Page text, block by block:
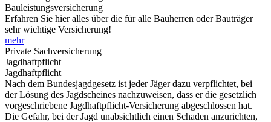
Bauleistungsversicherung
Erfahren Sie hier alles über die für alle Bauherren oder Bauträger
sehr wichtige Versicherung!
mehr
Private Sachversicherung
Jagdhaftpflicht
Jagdhaftpflicht
Nach dem Bundesjagdgesetz ist jeder Jäger dazu verpflichtet, bei
der Lösung des Jagdscheines nachzuweisen, dass er die gesetzlich
vorgeschriebene Jagdhaftpflicht-Versicherung abgeschlossen hat.
Die Gefahr, bei der Jagd unabsichtlich einen Schaden anzurichten,